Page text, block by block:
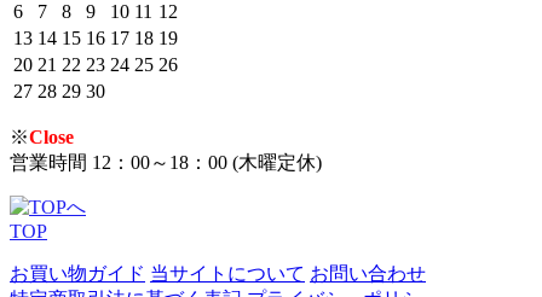
6
7 8 9 10 11 12
13 14 15 16 17 18 19
20 21 22 23 24 25 26
27 28 29 30
※Close
営業時間 12：00～18：00 (木曜定休)
TOP
お買い物ガイド 当サイトについて お問い合わせ